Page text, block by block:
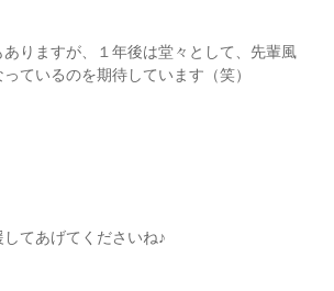
ありますが、１年後は堂々として、先輩風
ているのを期待しています（笑）
てあげてくださいね♪